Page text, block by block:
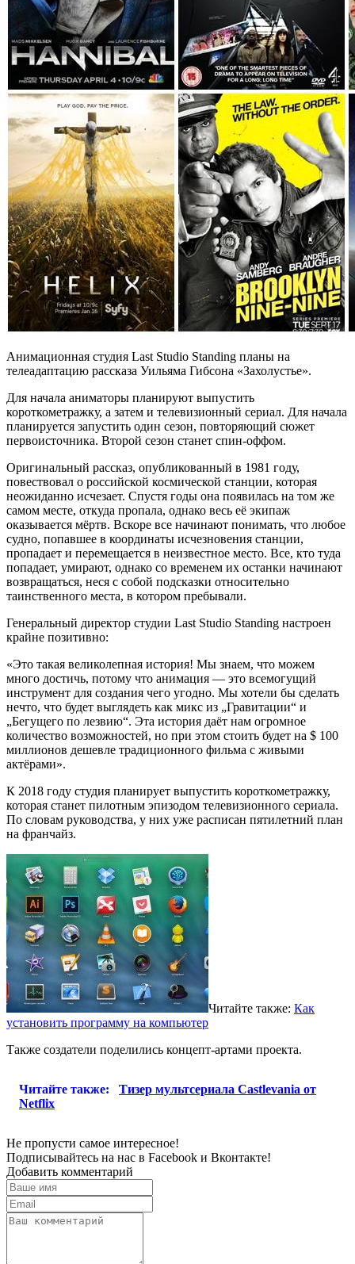
Анимационная студия Last Studio Standing планы на
телеадаптацию рассказа Уильяма Гибсона «Захолустье».
Для начала аниматоры планируют выпустить
короткометражку, а затем и телевизионный сериал. Для начала
планируется запустить один сезон, повторяющий сюжет
первоисточника. Второй сезон станет спин-оффом.
Оригинальный рассказ, опубликованный в 1981 году,
повествовал о российской космической станции, которая
неожиданно исчезает. Спустя годы она появилась на том же
самом месте, откуда пропала, однако весь её экипаж
оказывается мёртв. Вскоре все начинают понимать, что любое
судно, попавшее в координаты исчезновения станции,
пропадает и перемещается в неизвестное место. Все, кто туда
попадает, умирают, однако со временем их останки начинают
возвращаться, неся с собой подсказки относительно
таинственного места, в котором пребывали.
Генеральный директор студии Last Studio Standing настроен
крайне позитивно:
«Это такая великолепная история! Мы знаем, что можем
много достичь, потому что анимация — это всемогущий
инструмент для создания чего угодно. Мы хотели бы сделать
нечто, что будет выглядеть как микс из „Гравитации“ и
„Бегущего по лезвию“. Эта история даёт нам огромное
количество возможностей, но при этом стоить будет на $ 100
миллионов дешевле традиционного фильма с живыми
актёрами».
К 2018 году студия планирует выпустить короткометражку,
которая станет пилотным эпизодом телевизионного сериала.
По словам руководства, у них уже расписан пятилетний план
на франчайз.
Читайте также: Как
установить программу на компьютер
Также создатели поделились концепт-артами проекта.
Читайте также:
Тизер мультсериала Castlevania от
Netflix
Не пропусти самое интересное!
Подписывайтесь на нас в Facebook и Вконтакте!
Добавить комментарий